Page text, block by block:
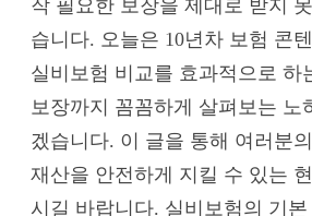
작 필요한 보장을 제대로 받지
습니다. 오늘은 10년차 보험 콘
실비보험 비교를 효과적으로 하
보장까지 꼼꼼하게 살펴보는 노
겠습니다. 이 글을 통해 여러분
재산을 안전하게 지킬 수 있는
시길 바랍니다. 실비보험의 기